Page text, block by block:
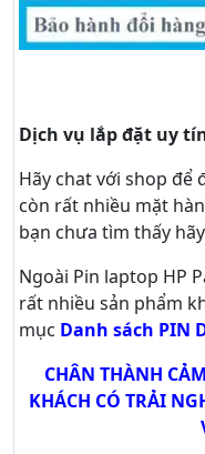
Dịch vụ lắp đặt uy
Hãy chatvới shop để
còn rất nhiều mặt
bạn chưa tìm thấy hãy
Ngoài Pin laptop HP
rất nhiều sản phẩm
mục Danh sách PIN
CHÂN THÀNH
KHÁCH CÓ TRẢI